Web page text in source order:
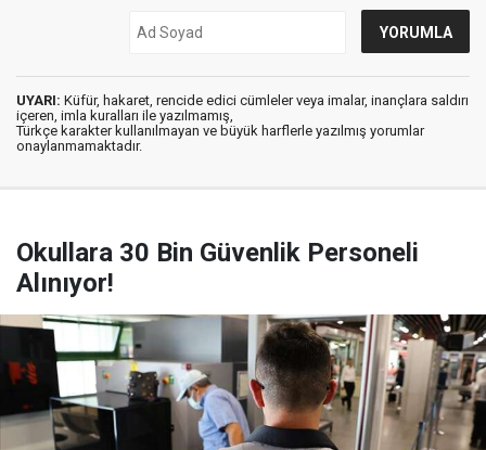
UYARI: Küfür, hakaret, rencide edici cümleler veya imalar, inançlara saldırı
içeren, imla kuralları ile yazılmamış,
Türkçe karakter kullanılmayan ve büyük harflerle yazılmış yorumlar
onaylanmamaktadır.
Okullara 30 Bin Güvenlik Personeli
Alınıyor!